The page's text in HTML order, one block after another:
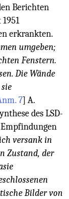
Berichten
erkrankten.
umgeben;
Fenstern.
Die Wände
7] A.
des LSD-
versank in
Zustand, der
Bilder von